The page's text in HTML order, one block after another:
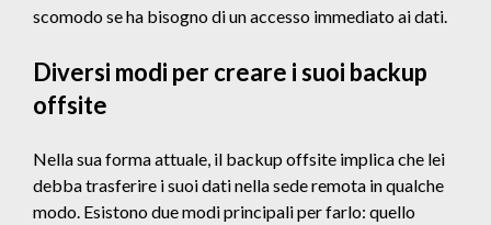
scomodo se ha bisogno di un accesso immediato ai dati.
Diversi modi per creare i suoi backup
offsite
Nella sua forma attuale, il backup offsite implica che lei
debba trasferire i suoi dati nella sede remota in qualche
modo. Esistono due modi principali per farlo: quello